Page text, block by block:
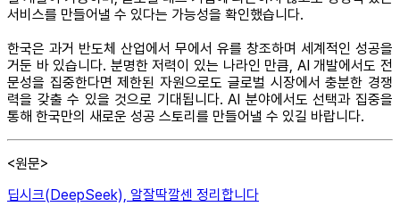
서비스를 만들어낼 수 있다는 가능성을 확인했습니다.
한국은 과거 반도체 산업에서 무에서 유를 창조하며 세계적인 성공을
거둔 바 있습니다. 분명한 저력이 있는 나라인 만큼, AI 개발에서도 전
문성을 집중한다면 제한된 자원으로도 글로벌 시장에서 충분한 경쟁
력을 갖출 수 있을 것으로 기대됩니다. AI 분야에서도 선택과 집중을
통해 한국만의 새로운 성공 스토리를 만들어낼 수 있길 바랍니다.
<원문>
딥시크(DeepSeek), 알잘딱깔센 정리합니다